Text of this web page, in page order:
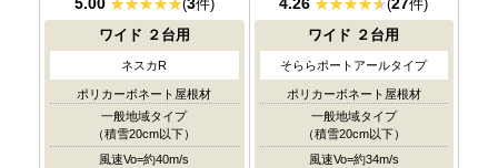
5.00 (3件)
ワイド ２台用
ネスカR
ポリカーボネート屋根材
一般地域タイプ
（積雪20cm以下）
風速Vo=約40m/s
4.26 (27件)
ワイド ２台用
そららポートアールタイプ
ポリカーボネート屋根材
一般地域タイプ
（積雪20cm以下）
風速Vo=約34m/s